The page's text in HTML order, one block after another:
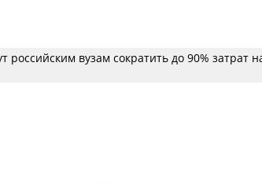
российским вузам сократить до 90% затрат